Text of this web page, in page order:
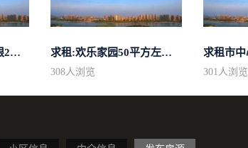
求租城东区域房型不限2室2卫装修不限2... 求租:欢乐家园50平方左右的单身公寓廉...
308人浏览 301人浏览